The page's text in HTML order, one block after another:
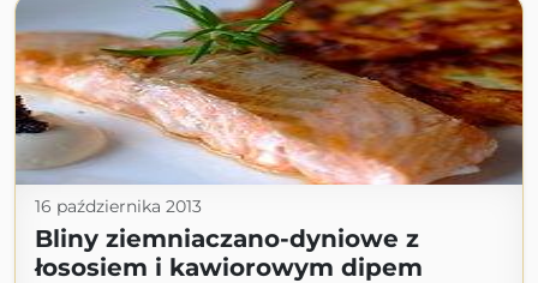
16 października 2013
Bliny ziemniaczano-dyniowe z
łososiem i kawiorowym dipem